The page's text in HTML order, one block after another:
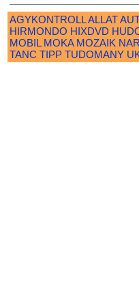
AGYKONTROLLALLAT
HIRMONDO HIXDVD
MOBIL MOKA MOZAIK
TANC TIPP TUDOMANY